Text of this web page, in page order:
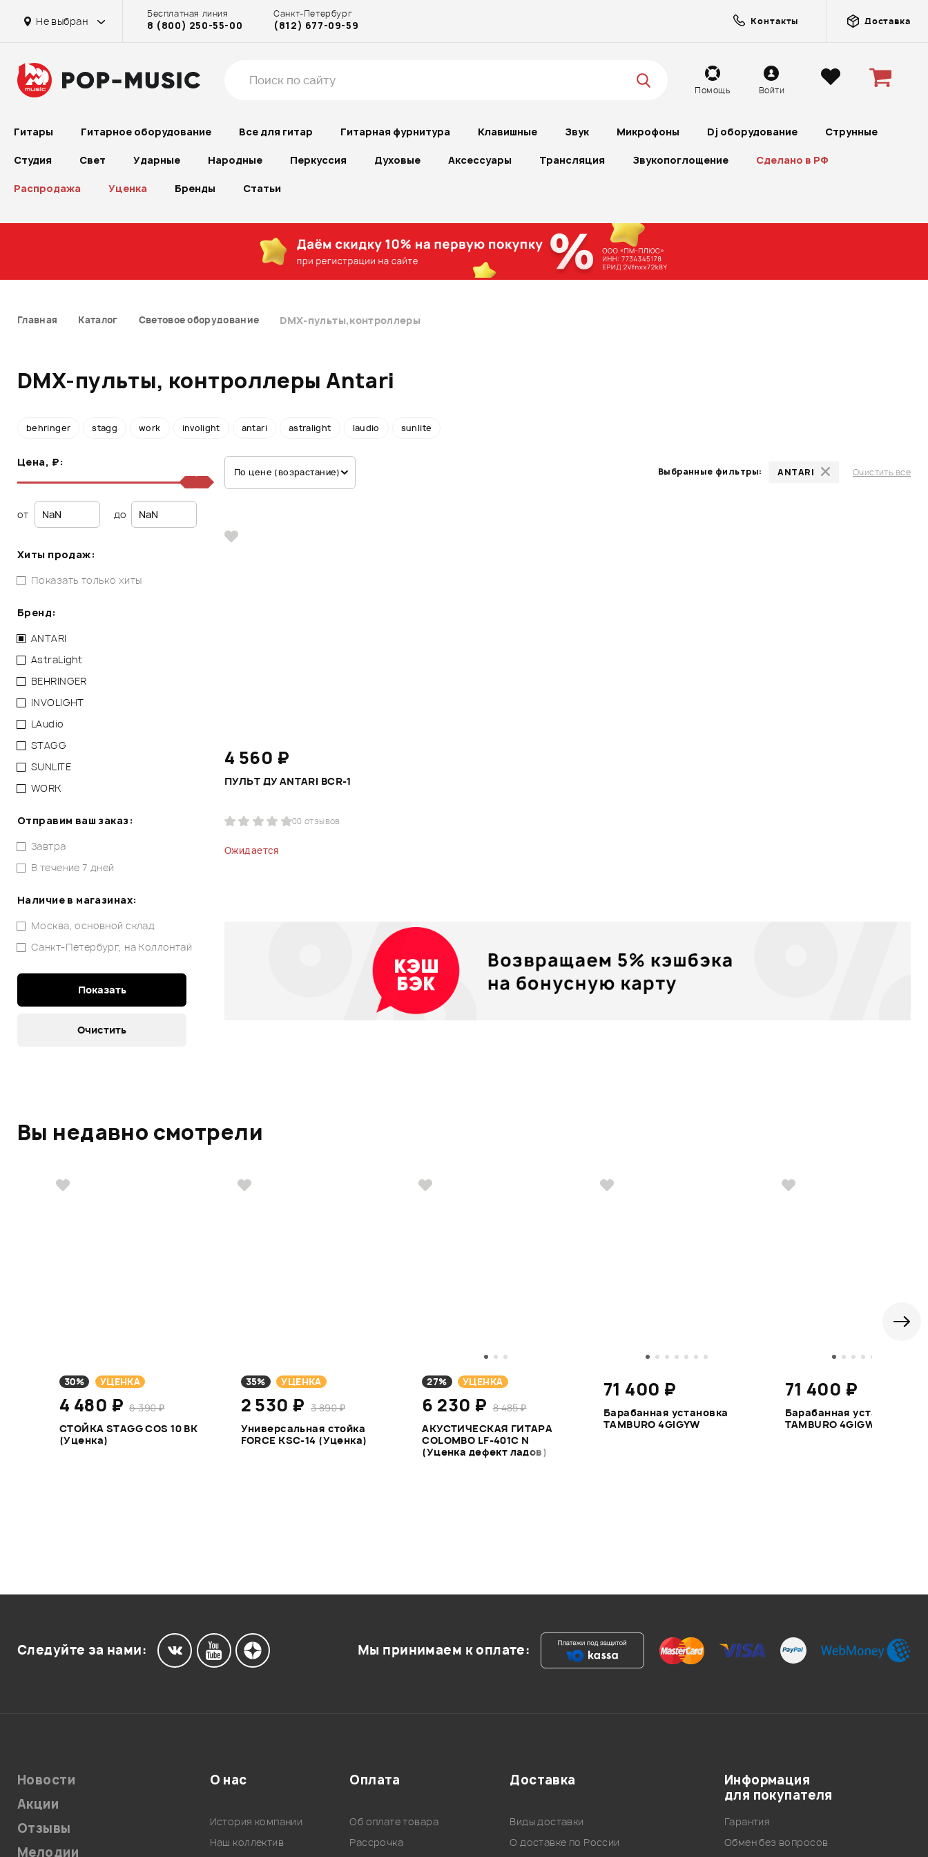
Не выбран
Бесплатная линия
8 (800) 250-55-00
Санкт-Петербург
(812) 677-09-59 Контакты Доставка
Помощь Войти
Гитары Гитарное оборудование Все для гитар Гитарная фурнитура Клавишные Звук Микрофоны Dj оборудование Струнные
Студия Свет Ударные Народные Перкуссия Духовые Аксессуары Трансляция Звукопоглощение Сделано в РФ
Распродажа Уценка Бренды Статьи
Главная Каталог Световое оборудование DMX-пульты,контроллеры
DMX-пульты, контроллеры Antari
behringer stagg work involight antari astralight laudio sunlite
Цена, ₽:
от до
Хиты продаж:
Показать только хиты
Бренд:
ANTARI
AstraLight
BEHRINGER
INVOLIGHT
LAudio
STAGG
SUNLITE
WORK
Отправим ваш заказ:
Завтра
В течение 7 дней
Наличие в магазинах:
Москва, основной склад
Санкт-Петербург, на Коллонтай
По цене (возрастание) Выбранные фильтры: ANTARI Очистить все
4 560 ₽
ПУЛЬТ ДУ ANTARI BCR-1
00 отзывов
Ожидается
Вы недавно смотрели
30% УЦЕНКА
4 480 ₽ 6 390 ₽
СТОЙКА STAGG COS 10 BK
(Уценка)
35% УЦЕНКА
2 530 ₽ 3 890 ₽
Универсальная стойка
FORCE KSC-14 (Уценка)
27% УЦЕНКА
6 230 ₽ 8 485 ₽
АКУСТИЧЕСКАЯ ГИТАРА
COLOMBO LF-401C N
(Уценка дефект ладов)
71 400 ₽
Барабанная установка
TAMBURO 4GIGYW
71 400 ₽
Барабанная установка
TAMBURO 4GIGWH
Следуйте за нами: Мы принимаем к оплате:
Новости
Акции
Отзывы
Мелодии
О нас
История компании
Наш коллектив
Оплата
Об оплате товара
Рассрочка
Доставка
Виды доставки
О доставке по России
Информация
для покупателя
Гарантия
Обмен без вопросов